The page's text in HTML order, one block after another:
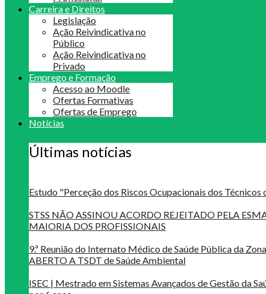
Carreira e Direitos
Legislação
Ação Reivindicativa no
Público
Ação Reivindicativa no
Privado
Emprego e Formação
Acesso ao Moodle
Ofertas Formativas
Ofertas de Emprego
Notícias
Últimas notícias
Estudo "Perceção dos Riscos Ocupacionais dos Técnicos
STSS NÃO ASSINOU ACORDO REJEITADO PELA
MAIORIA DOS PROFISSIONAIS
9.ª Reunião do Internato Médico de Saúde Pública da
ABERTO A TSDT de Saúde Ambiental
ISEC | Mestrado em Sistemas Avançados de Gestão da